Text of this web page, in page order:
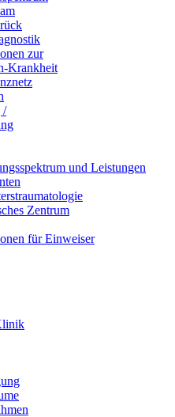
zur
Krankheit
/
und Leistungen
Zentrum
für Einweiser